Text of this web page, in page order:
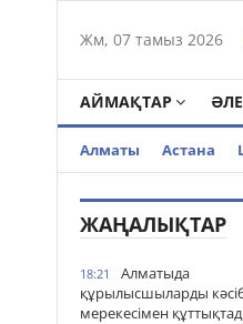
Жм, 07 тамыз 2026
АЙМАҚТАР
Алматы Астана
ЖАҢАЛЫҚТАР
18:21
Алматыда
құрылысшыларды
мерекесімен